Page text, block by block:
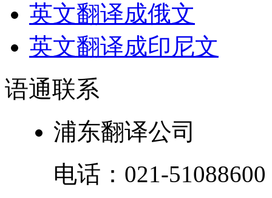
英文翻译成俄文
英文翻译成印尼文
语通联系
浦东翻译公司
电话： 021-51088600